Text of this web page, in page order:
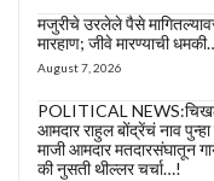
मजुरीचे उरलेले पैसे
मारहाण; जीवे मारण्याची
August 7, 2026
POLITICAL
आमदार राहुल बोंद्रेंचं नाव
माजी आमदार मतदारसंघातून
की नुसती थील्लर चर्चा…!